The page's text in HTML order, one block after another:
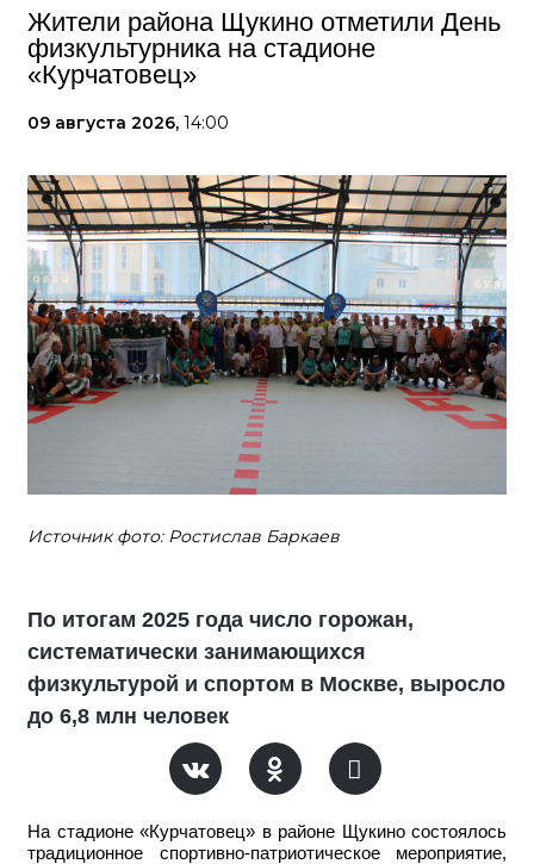
Жители района Щукино отметили День
физкультурника на стадионе
«Курчатовец»
09 августа 2026, 14:00
Источник фото: Ростислав Баркаев
По итогам 2025 года число горожан,
систематически занимающихся
физкультурой и спортом в Москве, выросло
до 6,8 млн человек
На стадионе «Курчатовец» в районе Щукино состоялось
традиционное спортивно-патриотическое мероприятие,